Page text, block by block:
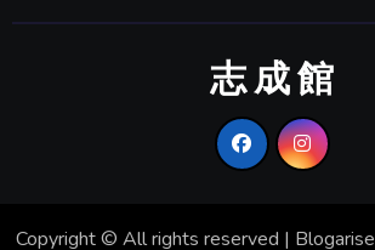
志 成 館
Copyright © All rights reserved | Blogarise